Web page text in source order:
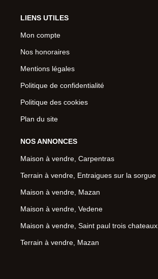
LIENS UTILES
Mon compte
Nos honoraires
Mentions légales
Politique de confidentialité
Politique des cookies
Plan du site
NOS ANNONCES
Maison à vendre, Carpentras
Terrain à vendre, Entraigues sur la sorgue
Maison à vendre, Mazan
Maison à vendre, Vedene
Maison à vendre, Saint paul trois chateaux
Terrain à vendre, Mazan